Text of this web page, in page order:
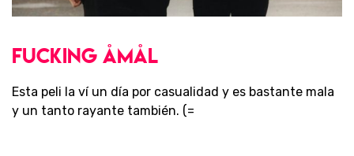
FUCKING ÅMÅL
Esta peli la ví un día por casualidad y es bastante mala
y un tanto rayante también. (=